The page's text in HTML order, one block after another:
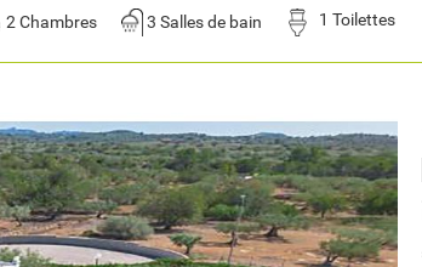
2 Chambres 3 Salles de bain 1 Toilettes